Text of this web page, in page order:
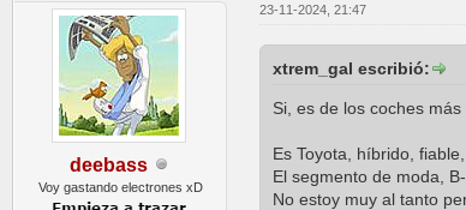
deebass
Voy gastando electrones xD
23-11-2024, 21:47
xtrem_gal escribió:
Si, es de los coches
Es Toyota, híbrido,
El segmento de moda, B-
No estoy muy al tanto